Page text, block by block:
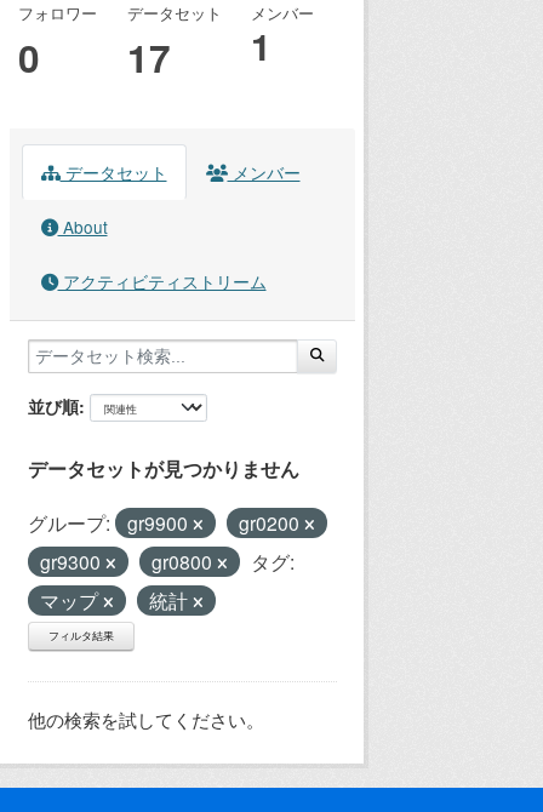
フォロワー
0
データセット
17
メンバー
1
データセット メンバー
About
アクティビティストリーム
並び順
データセットが見つかりません
グループ: gr9900
gr0200
gr9300
gr0800
タグ:
マップ
統計
フィルタ結果
他の検索を試してください。